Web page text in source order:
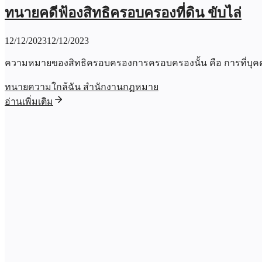
ทนายคดีฟ้องสิทธิครอบครองที่ดิน ขับไล่
12/12/202312/12/2023
ความหมายของสิทธิครอบครองการครอบครองนั้น คือ การที่บุ
ทนายความใกล้ฉัน สำนักงานกฏหมาย
อ่านเพิ่มเติม